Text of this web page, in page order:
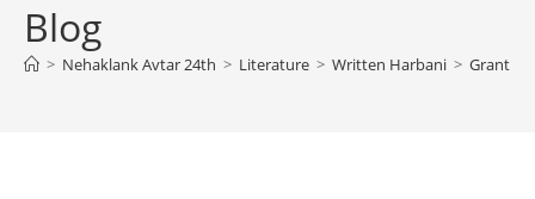
Blog
> Nehaklank Avtar 24th > Literature > Written Harbani > Granth